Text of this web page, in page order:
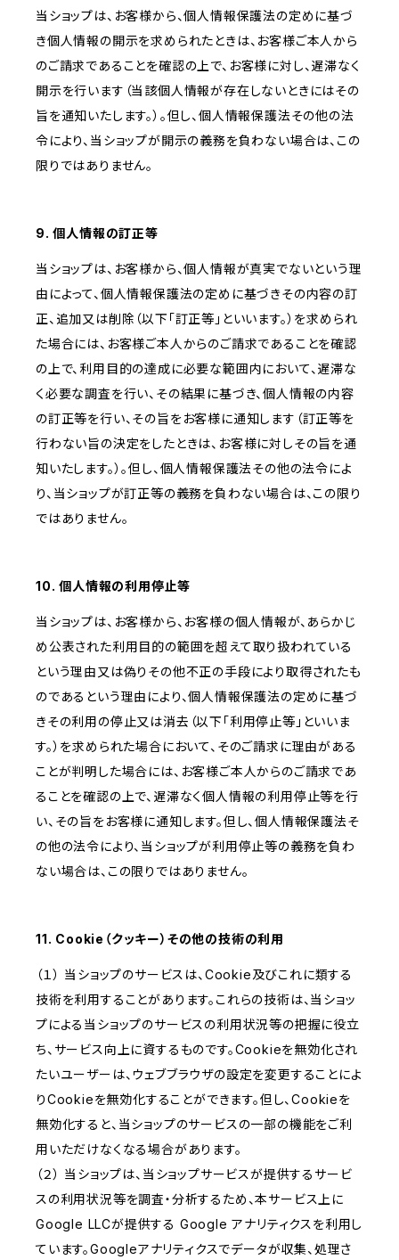
当ショップは、お客様から、個人情報保護法の定めに基づ
き個人情報の開示を求められたときは、お客様ご本人から
のご請求であることを確認の上で、お客様に対し、遅滞なく
開示を行います（当該個人情報が存在しないときにはその
旨を通知いたします。）。但し、個人情報保護法その他の法
令により、当ショップが開示の義務を負わない場合は、この
限りではありません。
9. 個人情報の訂正等
当ショップは、お客様から、個人情報が真実でないという理
由によって、個人情報保護法の定めに基づきその内容の訂
正、追加又は削除（以下「訂正等」といいます。）を求められ
た場合には、お客様ご本人からのご請求であることを確認
の上で、利用目的の達成に必要な範囲内において、遅滞な
く必要な調査を行い、その結果に基づき、個人情報の内容
の訂正等を行い、その旨をお客様に通知します（訂正等を
行わない旨の決定をしたときは、お客様に対しその旨を通
知いたします。）。但し、個人情報保護法その他の法令によ
り、当ショップが訂正等の義務を負わない場合は、この限り
ではありません。
10. 個人情報の利用停止等
当ショップは、お客様から、お客様の個人情報が、あらかじ
め公表された利用目的の範囲を超えて取り扱われている
という理由又は偽りその他不正の手段により取得されたも
のであるという理由により、個人情報保護法の定めに基づ
きその利用の停止又は消去（以下「利用停止等」といいま
す。）を求められた場合において、そのご請求に理由がある
ことが判明した場合には、お客様ご本人からのご請求であ
ることを確認の上で、遅滞なく個人情報の利用停止等を行
い、その旨をお客様に通知します。但し、個人情報保護法そ
の他の法令により、当ショップが利用停止等の義務を負わ
ない場合は、この限りではありません。
11. Cookie（クッキー）その他の技術の利用
（１） 当ショップのサービスは、Cookie及びこれに類する
技術を利用することがあります。これらの技術は、当ショッ
プによる当ショップのサービスの利用状況等の把握に役立
ち、サービス向上に資するものです。Cookieを無効化され
たいユーザーは、ウェブブラウザの設定を変更することによ
りCookieを無効化することができます。但し、Cookieを
無効化すると、当ショップのサービスの一部の機能をご利
用いただけなくなる場合があります。
（２） 当ショップは、当ショップサービスが提供するサービ
スの利用状況等を調査・分析するため、本サービス上に
Google LLCが提供する Google アナリティクスを利用し
ています。Googleアナリティクスでデータが収集、処理さ